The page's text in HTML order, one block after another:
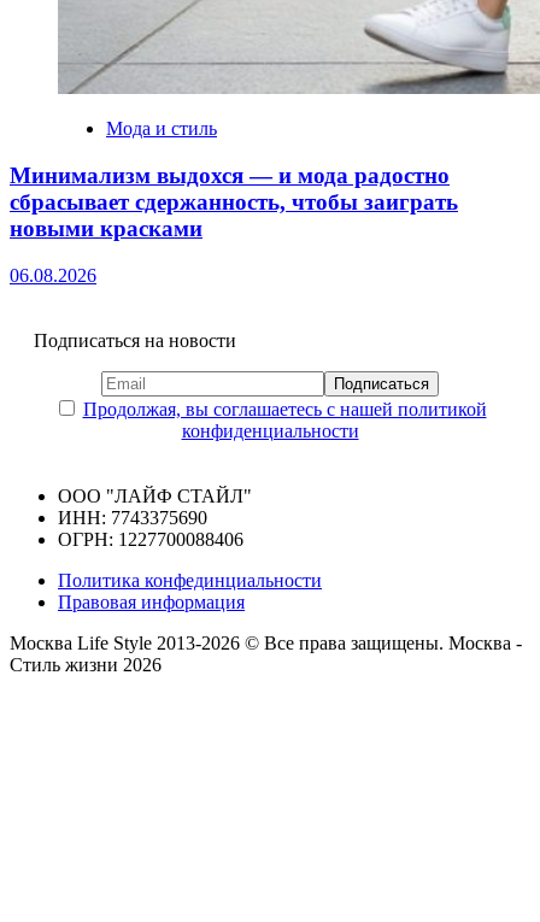
Мода и стиль
Минимализм выдохся — и мода радостно
сбрасывает сдержанность, чтобы заиграть
новыми красками
06.08.2026
Подписаться на новости
Продолжая, вы соглашаетесь с нашей политикой
конфиденциальности
ООО "ЛАЙФ СТАЙЛ"
ИНН: 7743375690
ОГРН: 1227700088406
Политика конфединциальности
Правовая информация
Москва Life Style 2013-2026 © Все права защищены. Москва -
Стиль жизни 2026